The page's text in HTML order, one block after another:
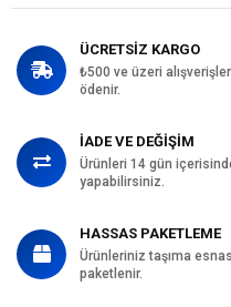
ÜCRETSİZ KARGO
₺500 ve üzeri
ödenir.
İADE VE DEĞİŞİM
Ürünleri 14 gün
yapabilirsiniz.
HASSAS PAKETLEME
Ürünleriniz taşıma
paketlenir.